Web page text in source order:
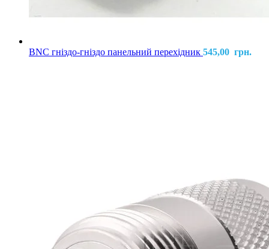
BNC гніздо-гніздо панельний перехідник 545,00 грн.